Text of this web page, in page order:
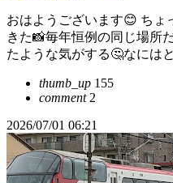
おはようございます😊 ちょ
きた📸毎年恒例の同じ場所
たような気がする🤔なには
thumb_up 155
comment2
2026/07/01 06:21